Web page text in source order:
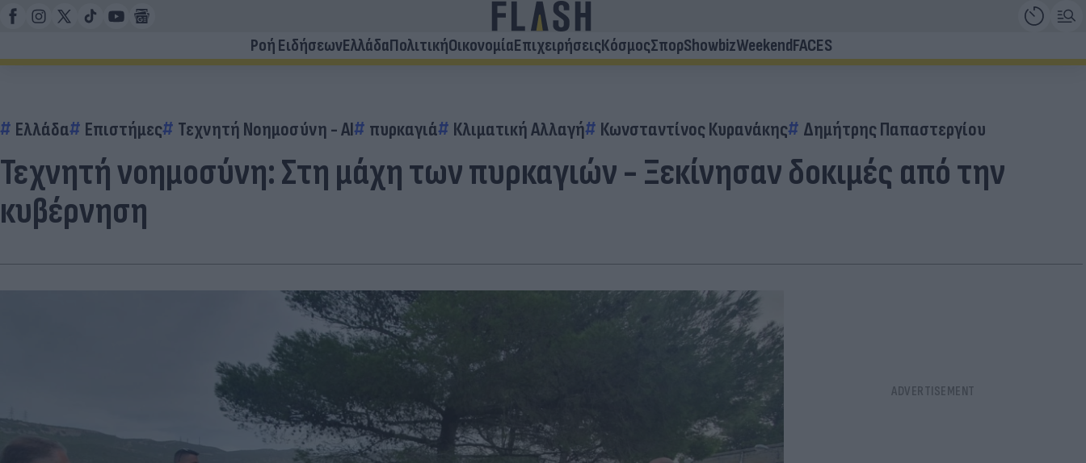
Ροή ΕιδήσεωνΕλλάδαΠολιτικήΟικονομίαΕπιχειρήσειςΚόσμοςΣπορShowbizWeekendFACES
Ελλάδα Επιστήμες Τεχνητή Νοημοσύνη - AI πυρκαγιά Κλιματική Αλλαγή Κωνσταντίνος Κυρανάκης Δημήτρης Παπαστεργίου
Τεχνητή νοημοσύνη: Στη μάχη των πυρκαγιών - Ξεκίνησαν δοκιμές από την
κυβέρνηση